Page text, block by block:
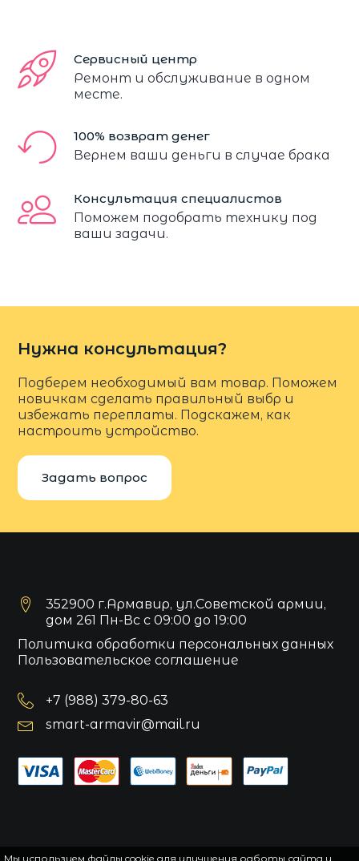
Сервисный центр
Ремонт и обслуживание в одном
месте.
100% возврат денег
Вернем ваши деньги в случае брака
Консультация специалистов
Поможем подобрать технику под
ваши задачи.
Нужна консультация?
Подберем необходимый вам товар. Поможем
новичкам сделать правильный выбр и
избежать переплаты. Подскажем, как
настроить устройство.
Задать вопрос
352900 г.Армавир, ул.Советской армии,
дом 261 Пн-Вс с 09:00 до 19:00
Политика обработки персональных данных
Пользовательское соглашение
+7 (988) 379-80-63
smart-armavir@mail.ru
Мы используем файлы cookie для улучшения работы сайта и